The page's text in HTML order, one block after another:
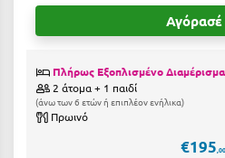
Καβάλα
Αγόρασέ
Πλήρως Εξοπλισμένο
2 άτομα + 1 παιδί
άνω των 6 ετών ή επιπλέον ενήλικα
Πρωινό
€195 ,00